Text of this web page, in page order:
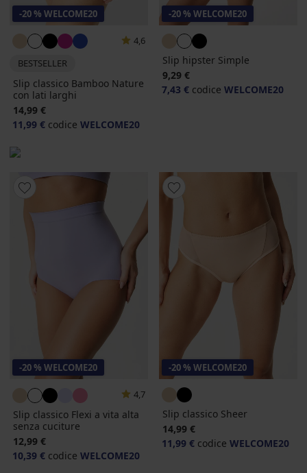
-20 % WELCOME20
4,6
BESTSELLER
Slip classico Bamboo Nature
con lati larghi
14,99 €
11,99 € codice WELCOME20
-20 % WELCOME20
Slip hipster Simple
9,29 €
7,43 € codice WELCOME20
-20 % WELCOME20
4,7
Slip classico Flexi a vita alta
senza cuciture
12,99 €
10,39 € codice WELCOME20
-20 % WELCOME20
Slip classico Sheer
14,99 €
11,99 € codice WELCOME20